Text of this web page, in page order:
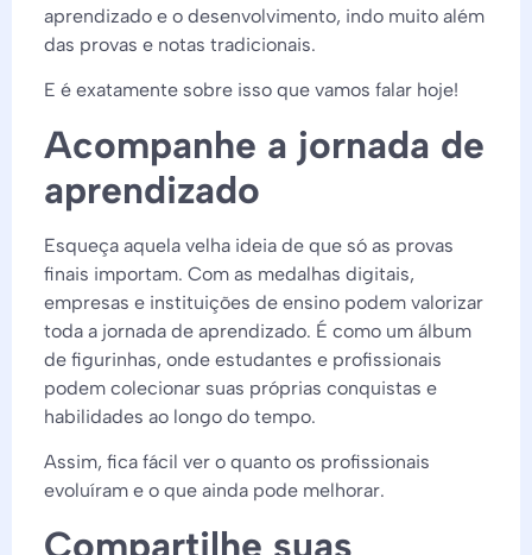
aprendizado e o desenvolvimento, indo muito além
das provas e notas tradicionais.
E é exatamente sobre isso que vamos falar hoje!
Acompanhe a jornada de
aprendizado
Esqueça aquela velha ideia de que só as provas
finais importam. Com as medalhas digitais,
empresas e instituições de ensino podem valorizar
toda a jornada de aprendizado. É como um álbum
de figurinhas, onde estudantes e profissionais
podem colecionar suas próprias conquistas e
habilidades ao longo do tempo.
Assim, fica fácil ver o quanto os profissionais
evoluíram e o que ainda pode melhorar.
Compartilhe suas